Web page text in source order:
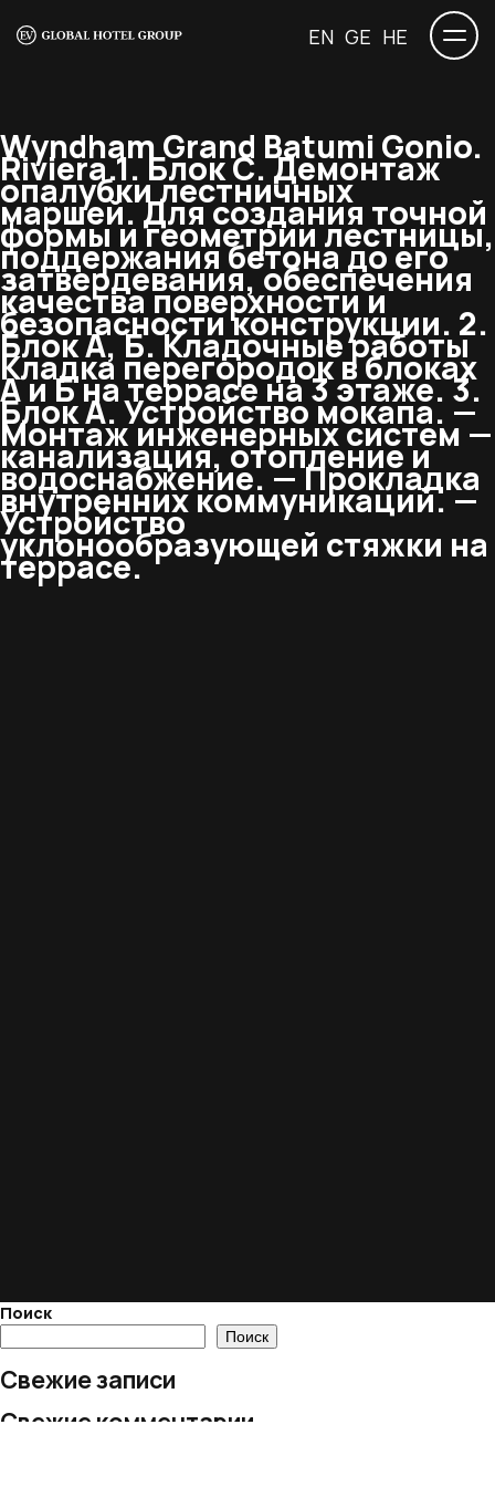
EN GE HE
Wyndham Grand Batumi Gonio.
Riviera.1. Блок С. Демонтаж
опалубки лестничных
маршей. Для создания точной
формы и геометрии лестницы,
поддержания бетона до его
затвердевания, обеспечения
качества поверхности и
безопасности конструкции. 2.
Блок А, Б. Кладочные работы
Кладка перегородок в блоках
А и Б на террасе на 3 этаже. 3.
Блок А. Устройство мокапа. —
Монтаж инженерных систем —
канализация, отопление и
водоснабжение. — Прокладка
внутренних коммуникаций. —
Устройство
уклонообразующей стяжки на
террасе.
Поиск
Поиск
Свежие записи
Свежие комментарии